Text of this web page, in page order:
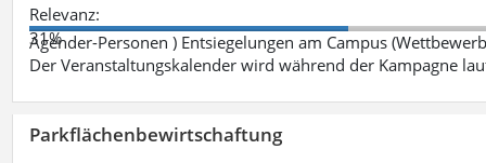
Relevanz:
31%
Agender-Personen ) Entsiegelungen am Campus
Der Veranstaltungskalender wird während der Kampagne
Parkflächenbewirtschaftung